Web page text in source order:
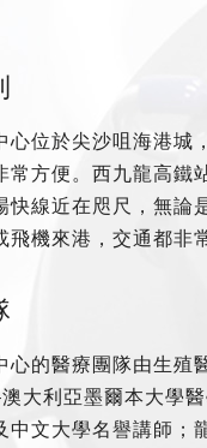
心位於尖沙咀海港城
常方便。西九龍高鐵
快線近在咫尺，無論
飛機來港，交通都非
心的醫療團隊由生殖
澳大利亞墨爾本大學
中文大學名譽講師；